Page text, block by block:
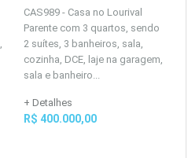
CAS989 - Casa no Lourival
Parente com 3 quartos, sendo
2 suítes, 3 banheiros, sala,
cozinha, DCE, laje na garagem,
sala e banheiro...
+ Detalhes
R$ 400.000,00